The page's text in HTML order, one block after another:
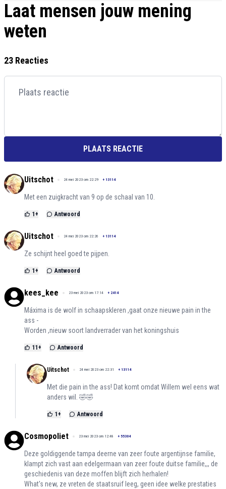
Laat mensen jouw mening
weten
23 Reacties
PLAATS REACTIE
Uitschot 24 mei 2023 om 22:29 + 13114
Met een zuigkracht van 9 op de schaal van 10.
1 + Antwoord
Uitschot 24 mei 2023 om 22:26 + 13114
Ze schijnt heel goed te pijpen.
1 + Antwoord
kees_kee 23 mei 2023 om 17:14 + 2414
Máxima is de wolf in schaapskleren ,gaat onze nieuwe pain in the
ass -
Worden ,nieuw soort landverrader van het koningshuis
11 + Antwoord
Uitschot 24 mei 2023 om 22:31 + 13114
Met die pain in the ass! Dat komt omdat Willem wel eens wat
anders wil. 🤣🤣
1 + Antwoord
Cosmopoliet 23 mei 2023 om 12:48 + 55304
Deze goldiggende tampa deerne van zeer foute argentijnse familie,
klampt zich vast aan edelgermaan van zeer foute duitse familie,,, de
geschiedenis van deze moffen blijft zich herhalen!
What's new, ze vreten de staatsruif leeg, geen idee welke prestaties